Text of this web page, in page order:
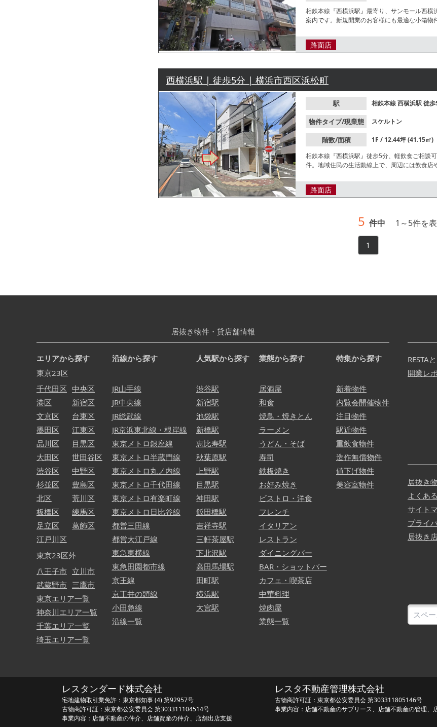
相鉄本線『西横浜駅』最寄り、サンモール西
案内です。新規開業のお客様にも最適な小箱
路面店
西横浜駅 | 徒歩5分 | 横浜市西区浜松町
駅 相鉄本線西横浜駅徒
物件タイプ/現業態 スケルトン
階数/面積
1F / 12.44坪 (41.15㎡)
相鉄本線『西横浜駅』徒歩5分、軽飲食ご相談
件。地域住民の生活動線上で、周辺には飲食
路面店
5 件中 1 ～5件を
1
居抜き物件・貸店舗情報
エリアから探す
東京23区
千代田区
港区
文京区
墨田区
品川区
大田区
渋谷区
杉並区
北区
板橋区
足立区
江戸川区
中央区
新宿区
台東区
江東区
目黒区
世田谷区
中野区
豊島区
荒川区
練馬区
葛飾区
東京23区外
八王子市
武蔵野市
立川市
三鷹市
東京エリア一覧
神奈川エリア一覧
千葉エリア一覧
埼玉エリア一覧
沿線から探す
JR山手線
JR中央線
JR総武線
JR京浜東北線・根岸線
東京メトロ銀座線
東京メトロ半蔵門線
東京メトロ丸ノ内線
東京メトロ千代田線
東京メトロ有楽町線
東京メトロ日比谷線
都営三田線
都営大江戸線
東急東横線
東急田園都市線
京王線
京王井の頭線
小田急線
沿線一覧
人気駅から探す
渋谷駅
新宿駅
池袋駅
新橋駅
恵比寿駅
秋葉原駅
上野駅
目黒駅
神田駅
飯田橋駅
吉祥寺駅
三軒茶屋駅
下北沢駅
高田馬場駅
田町駅
横浜駅
大宮駅
業態から探す
居酒屋
和食
焼鳥・焼きとん
ラーメン
うどん・そば
寿司
鉄板焼き
お好み焼き
ビストロ・洋食
フレンチ
イタリアン
レストラン
ダイニングバー
BAR・ショットバー
カフェ・喫茶店
中華料理
焼肉屋
業態一覧
特集から探す
新着物件
内覧会開催物件
注目物件
駅近物件
重飲食物件
造作無償物件
値下げ物件
美容室物件
RESTA
開業レポ
居抜き
よくあ
サイト
プライ
居抜き
レスタンダード株式会社
宅地建物取引業免許：東京都知事 (4) 第92957号
古物商許可証：東京都公安委員会 第303311104514号
事業内容：店舗不動産の仲介、店舗資産の仲介、店舗出店支援
レスタ不動産管理株式会社
古物商許可証：東京都公安委員会 第303311805146号
事業内容：店舗不動産のサブリース、店舗不動産の管理、